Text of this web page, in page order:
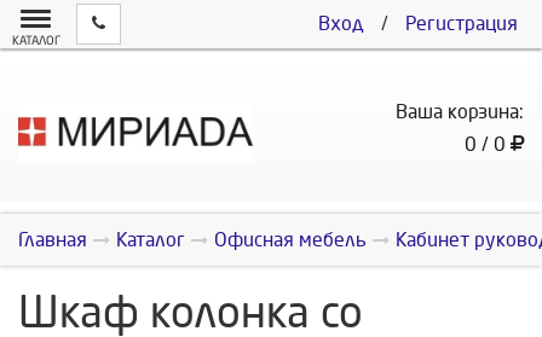
Вход / Регистрация
КАТАЛОГ
Ваша корзина:
0 / 0
Главная Каталог Офисная мебель Кабинет
Шкаф колонка со